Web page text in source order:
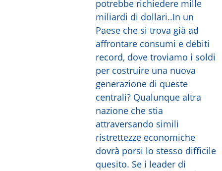
potrebbe richiedere mille
miliardi di dollari..In un
Paese che si trova già ad
affrontare consumi e debiti
record, dove troviamo i soldi
per costruire una nuova
generazione di queste
centrali? Qualunque altra
nazione che stia
attraversando simili
ristrettezze economiche
dovrà porsi lo stesso difficile
quesito. Se i leader di